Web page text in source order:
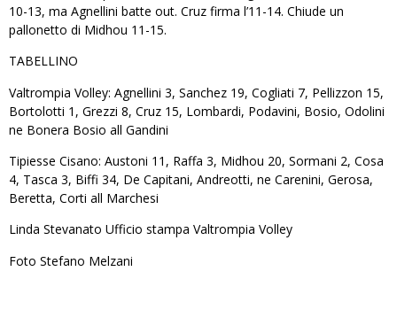
10-13, ma Agnellini batte out. Cruz firma l’11-14. Chiude un
pallonetto di Midhou 11-15.
TABELLINO
Valtrompia Volley: Agnellini 3, Sanchez 19, Cogliati 7, Pellizzon 15,
Bortolotti 1, Grezzi 8, Cruz 15, Lombardi, Podavini, Bosio, Odolini
ne Bonera Bosio all Gandini
Tipiesse Cisano: Austoni 11, Raffa 3, Midhou 20, Sormani 2, Cosa
4, Tasca 3, Biffi 34, De Capitani, Andreotti, ne Carenini, Gerosa,
Beretta, Corti all Marchesi
Linda Stevanato Ufficio stampa Valtrompia Volley
Foto Stefano Melzani